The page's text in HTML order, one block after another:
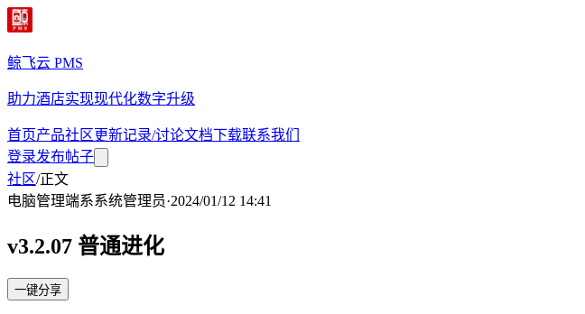
鲸飞云 PMS
助力酒店实现现代化数字升级
首页产品社区更新记录/讨论文档下载联系我们
登录发布帖子
社区/正文
电脑管理端系系统管理员·2024/01/12 14:41
v3.2.07 普通进化
一键分享